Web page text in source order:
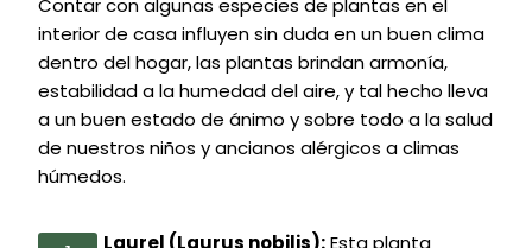
interior de casa influyen sin duda en un buen clima
dentro del hogar, las plantas brindan armonía,
estabilidad a la humedad del aire, y tal hecho lleva
a un buen estado de ánimo y sobre todo a la salud
de nuestros niños y ancianos alérgicos a climas
húmedos.
Laurel (Laurus nobilis):Esta planta